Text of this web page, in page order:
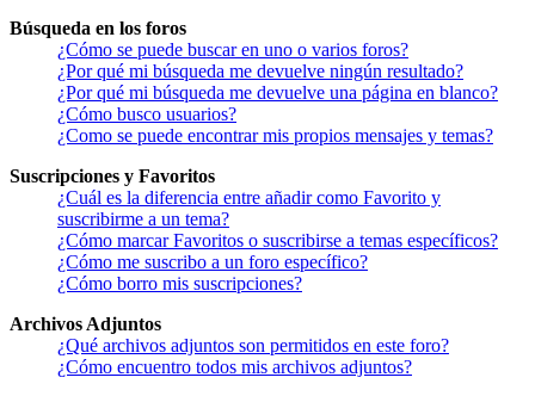
Búsqueda en los foros
¿Cómo se puede buscar en uno o varios foros?
¿Por qué mi búsqueda me devuelve ningún resultado?
¿Por qué mi búsqueda me devuelve una página en blanco?
¿Cómo busco usuarios?
¿Como se puede encontrar mis propios mensajes y temas?
Suscripciones y Favoritos
¿Cuál es la diferencia entre añadir como Favorito y
suscribirme a un tema?
¿Cómo marcar Favoritos o suscribirse a temas específicos?
¿Cómo me suscribo a un foro específico?
¿Cómo borro mis suscripciones?
Archivos Adjuntos
¿Qué archivos adjuntos son permitidos en este foro?
¿Cómo encuentro todos mis archivos adjuntos?